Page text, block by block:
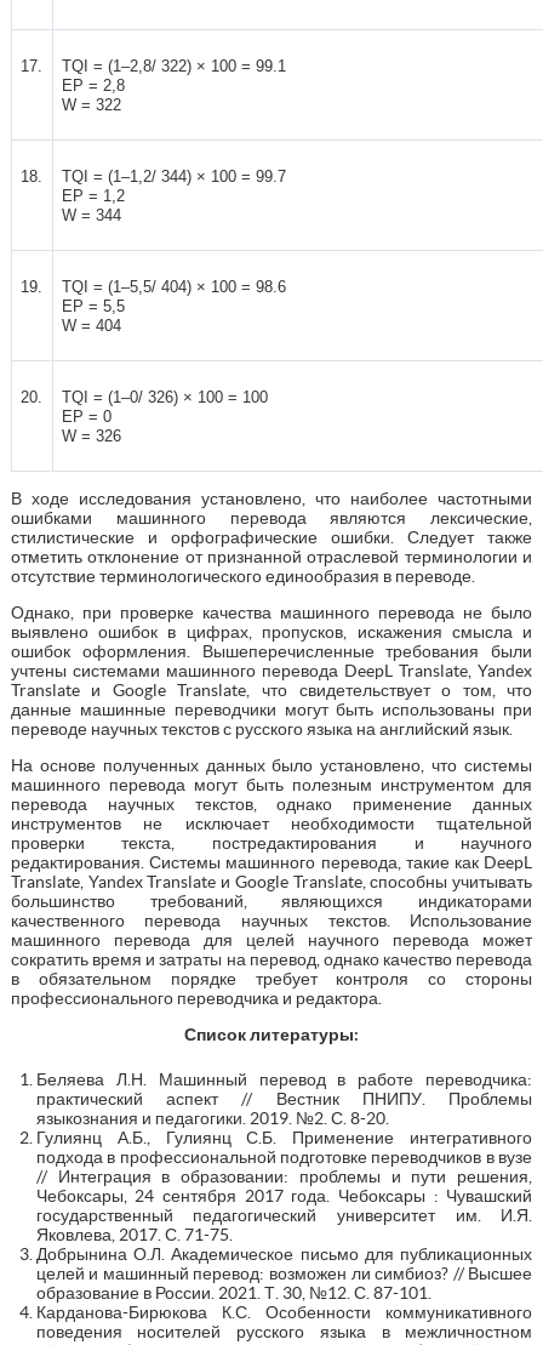
17.
TQI = (1–2,8/ 322) × 100 = 99.1
EP = 2,8
W = 322
18.
TQI = (1–1,2/ 344) × 100 = 99.7
EP = 1,2
W = 344
19.
TQI = (1–5,5/ 404) × 100 = 98.6
EP = 5,5
W = 404
20.
TQI = (1–0/ 326) × 100 = 100
EP = 0
W = 326
В ходе исследования установлено, что наиболее частотными
ошибками машинного перевода являются лексические,
стилистические и орфографические ошибки. Следует также
отметить отклонение от признанной отраслевой терминологии и
отсутствие терминологического единообразия в переводе.
Однако, при проверке качества машинного перевода не было
выявлено ошибок в цифрах, пропусков, искажения смысла и
ошибок оформления. Вышеперечисленные требования были
учтены системами машинного перевода DeepL Translate, Yandex
Translate и Google Translate, что свидетельствует о том, что
данные машинные переводчики могут быть использованы при
переводе научных текстов с русского языка на английский язык.
На основе полученных данных было установлено, что системы
машинного перевода могут быть полезным инструментом для
перевода научных текстов, однако применение данных
инструментов не исключает необходимости тщательной
проверки текста, постредактирования и научного
редактирования. Системы машинного перевода, такие как DeepL
Translate, Yandex Translate и Google Translate, способны учитывать
большинство требований, являющихся индикаторами
качественного перевода научных текстов. Использование
машинного перевода для целей научного перевода может
сократить время и затраты на перевод, однако качество перевода
в обязательном порядке требует контроля со стороны
профессионального переводчика и редактора.
Список литературы:
Беляева Л.Н. Машинный перевод в работе переводчика:
практический аспект // Вестник ПНИПУ. Проблемы
языкознания и педагогики. 2019. №2. С. 8-20.
Гулиянц А.Б., Гулиянц С.Б. Применение интегративного
подхода в профессиональной подготовке переводчиков в вузе
// Интеграция в образовании: проблемы и пути решения,
Чебоксары, 24 сентября 2017 года. Чебоксары : Чувашский
государственный педагогический университет им. И.Я.
Яковлева, 2017. С. 71-75.
Добрынина О.Л. Академическое письмо для публикационных
целей и машинный перевод: возможен ли симбиоз? // Высшее
образование в России. 2021. Т. 30, №12. С. 87-101.
Карданова-Бирюкова К.С. Особенности коммуникативного
поведения носителей русского языка в межличностном